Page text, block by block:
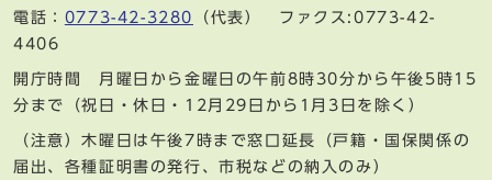
電話： 0773-42-3280
（代表） ファクス:0773-42-
4406
開庁時間 月曜日から金曜日の午前8時30分から午後5時15
分まで（祝日・休日・12月29日から1月3日を除く）
（注意）木曜日は午後7時まで窓口延長（戸籍・国保関係の
届出、各種証明書の発行、市税などの納入のみ）